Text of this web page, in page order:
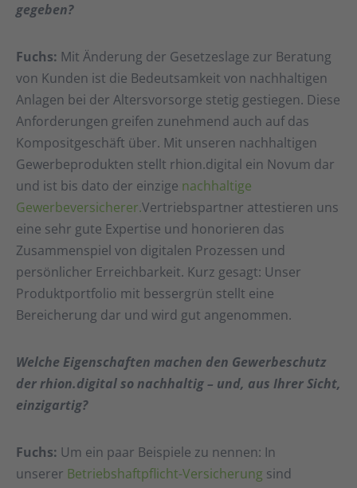
gegeben?
Fuchs: Mit Änderung der Gesetzeslage zur Beratung
von Kunden ist die Bedeutsamkeit von nachhaltigen
Anlagen bei der Altersvorsorge stetig gestiegen. Diese
Anforderungen greifen zunehmend auch auf das
Kompositgeschäft über. Mit unseren nachhaltigen
Gewerbeprodukten stellt rhion.digital ein Novum dar
und ist bis dato der einzige nachhaltige
Gewerbeversicherer.Vertriebspartner attestieren uns
eine sehr gute Expertise und honorieren das
Zusammenspiel von digitalen Prozessen und
persönlicher Erreichbarkeit. Kurz gesagt: Unser
Produktportfolio mit bessergrün stellt eine
Bereicherung dar und wird gut angenommen.
Welche Eigenschaften machen den Gewerbeschutz
der rhion.digital so nachhaltig – und, aus Ihrer Sicht,
einzigartig?
Fuchs: Um ein paar Beispiele zu nennen: In
unserer Betriebshaftpflicht-Versicherung sind